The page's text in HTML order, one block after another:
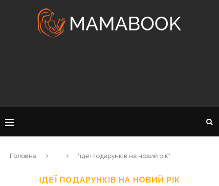
Головна "ідеї подарунків на новий рік"
ІДЕЇ ПОДАРУНКІВ НА НОВИЙ РІК